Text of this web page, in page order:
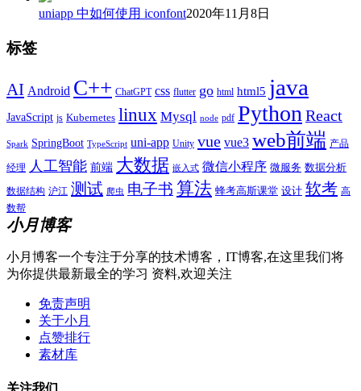
uniapp 中如何使用 iconfont2020年11月8日
标签
AI Android C++ ChatGPT css flutter go html html5 java
JavaScript js Kubernetes linux Mysql node pdf Python React
Spark SpringBoot TypeScript uni-app Unity vue vue3 web前端 产品
经理 人工智能 前端 大数据 嵌入式 微信小程序 微服务 数据分析
数据结构 沪江 测试 爬虫 电子书 算法 蜂考高斯课堂 设计 软考 高
数帮
小月博客
小月博客一个专注于分享的技术博客，IT博客,在这里我们将
为你提供最新最全的学习 资料,欢迎关注
免责声明
关于小月
点赞排行
素材库
关注我们